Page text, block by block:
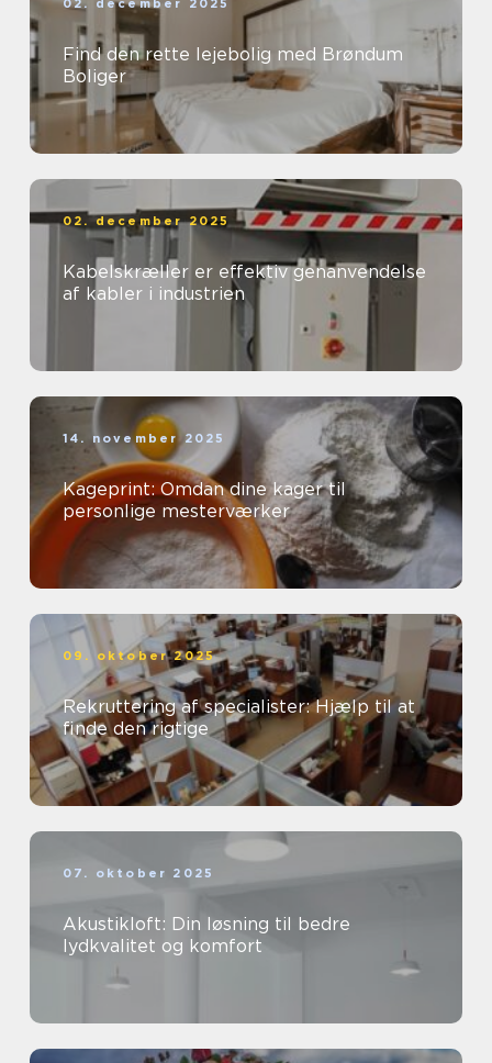
Find den rette lejebolig med Brøndum
Boliger
02. december 2025
Kabelskræller er effektiv genanvendelse
af kabler i industrien
14. november 2025
Kageprint: Omdan dine kager til
personlige mesterværker
09. oktober 2025
Rekruttering af specialister: Hjælp til at
finde den rigtige
07. oktober 2025
Akustikloft: Din løsning til bedre
lydkvalitet og komfort